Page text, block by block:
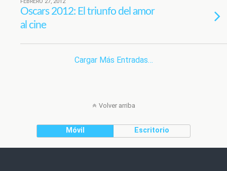
Oscars 2012: El triunfo del amor
al cine
Cargar Más Entradas…
Volver arriba
Móvil Escritorio